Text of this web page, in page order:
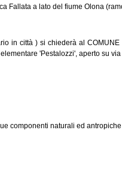
Fallata a lato del fiume Olona
in città ) si chiederà al
'Pestalozzi', aperto su
componenti naturali ed